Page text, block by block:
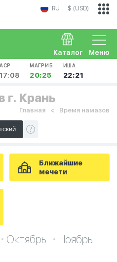
RU $ (USD)
Меню
Каталог
АСР
17:08
МАГРИБ
20:25
ИША
22:21
г. Крань
Главная Время намазов
Ближайшие
мечети
Октябрь Ноябрь